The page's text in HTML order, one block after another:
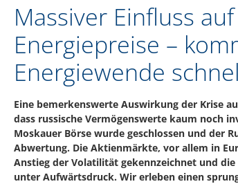
Massiver Einfluss
Energiepreise –
Energiewende
Eine bemerkenswerte Auswirkung der Krise
dass russische Vermögenswerte kaum noch
Moskauer Börse wurde geschlossen und der
Abwertung. Die Aktienmärkte, vor allem in
Anstieg der Volatilität gekennzeichnet und die
unter Aufwärtsdruck. Wir erleben einen